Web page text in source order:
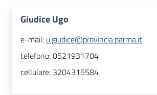
Giudice Ugo
e-mail: u.giudice@provincia.parma.it
telefono:0521931704
cellulare: 3204315584